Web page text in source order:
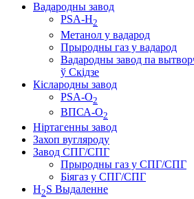
Вадародны завод
PSA-H2
Метанол у вадарод
Прыродны газ у вадарод
Вадародны завод па
ў Скідзе
Кіслародны завод
PSA-O2
ВПСА-О2
Ніртагенны завод
Захоп вугляроду
Завод СПГ/СПГ
Прыродны газ у СПГ/СПГ
Біягаз у СПГ/СПГ
H2S Выдаленне